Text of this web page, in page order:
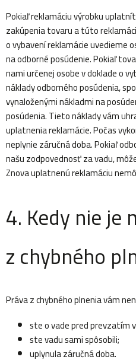
Pokiaľ reklamáciu výrobku
zakúpenia tovaru a túto
o vybavení reklamácie
na odborné posúdenie. Pokiaľ
nami určenej osobe v doklade o
náklady odborného posúdenia,
vynaloženými nákladmi na
posúdenia. Tieto náklady vám
uplatnenia reklamácie. Počas
neplynie záručná doba. Pokiaľ
našu zodpovednosť za vadu,
Znova uplatnenú reklamáciu
4. Kedy nie je
z chybného
Práva z chybného plnenia vám
ste o vade pred prevzatím
ste vadu sami spôsobili;
uplynula záručná doba.